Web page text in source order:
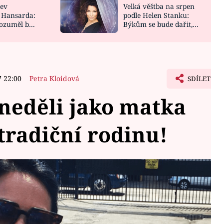
NOVINKY
VIDEORECEPTY
by
Velká věštba na srpen
podle Helen Stanku:
Býkům se bude dařit,
22:00 Petra Kloidová SDÍLET
jako matka
rodinu!